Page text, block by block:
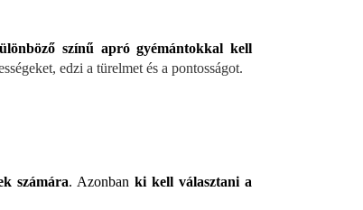
színű apró gyémántokkal kell
edzi a türelmet és a pontosságot.
számára. Azonbanki kell választani a